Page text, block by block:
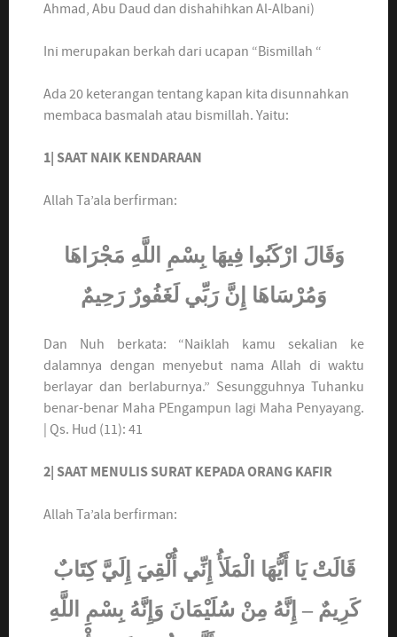
Ahmad, Abu Daud dan dishahihkan Al-Albani)
Ini merupakan berkah dari ucapan “Bismillah “
Ada 20 keterangan tentang kapan kita disunnahkan
membaca basmalah atau bismillah. Yaitu:
1| SAAT NAIK KENDARAAN
Allah Ta’ala berfirman:
وَقَالَ ارْكَبُوا فِيهَا بِسْمِ اللَّهِ مَجْرَاهَا
وَمُرْسَاهَا إِنَّ رَبِّي لَغَفُورٌ رَحِيمٌ
Dan Nuh berkata: “Naiklah kamu sekalian ke
dalamnya dengan menyebut nama Allah di waktu
berlayar dan berlaburnya.” Sesungguhnya Tuhanku
benar-benar Maha PEngampun lagi Maha Penyayang.
| Qs. Hud (11): 41
2| SAAT MENULIS SURAT KEPADA ORANG KAFIR
Allah Ta’ala berfirman:
قَالَتْ يَا أَيُّهَا الْمَلَأُ إِنِّي أُلْقِيَ إِلَيَّ كِتَابٌ
كَرِيمٌ – إِنَّهُ مِنْ سُلَيْمَانَ وَإِنَّهُ بِسْمِ اللَّهِ